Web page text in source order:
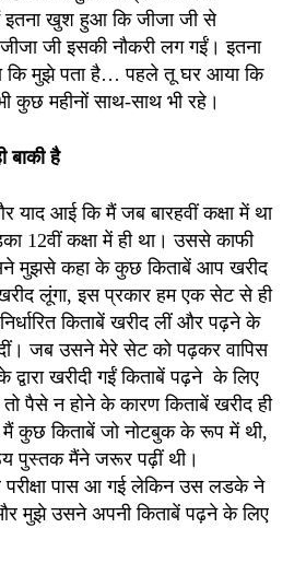
खुश हुआ कि जीजा जी से
जी इसकी नौकरी लग गईं। इतना
कि मुझे पता है… पहले तू घर आया कि
कुछ महीनों साथ-साथ भी रहे।
बाकी है
याद आई कि मैं जब बारहवीं कक्षा में था
12वीं कक्षा में ही था। उससे काफी
मुझसे कहा के कुछ किताबें आप खरीद
लूंगा, इस प्रकार हम एक सेट से ही
किताबें खरीद लीं और पढ़ने के
जब उसने मेरे सेट को पढ़कर वापिस
खरीदी गईं किताबें पढ़ने के लिए
पैसे न होने के कारण किताबें खरीद ही
कुछ किताबें जो नोटबुक के रूप में थी,
पुस्तक मैंने जरूर पढ़ीं थी।
परीक्षा पास आ गई लेकिन उस लडके ने
मुझे उसने अपनी किताबें पढ़ने के लिए